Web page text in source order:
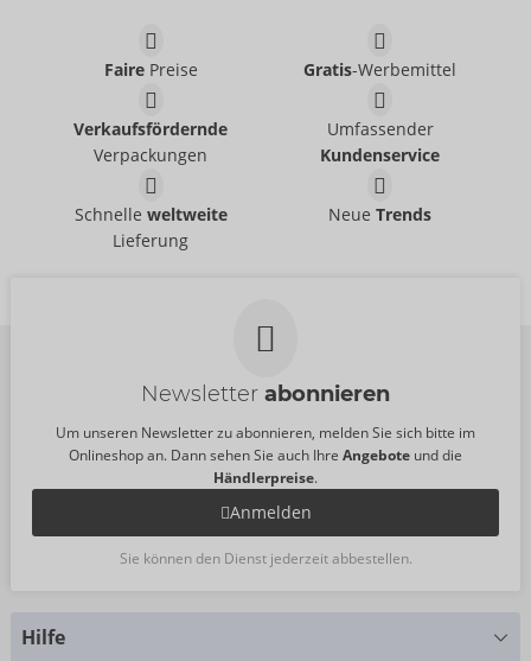
Fun Factory
07539200000
Tester SHARE LITE
Fun Factory
0,00 €
Tester LAYA III
07540720000
Tester STRONIC
FairePreise Gratis-Werbemittel
Verkaufsfördernde
Verpackungen
Umfassender
Kundenservice
Schnelle weltweite
Lieferung
NeueTrends
Newsletter abonnieren
Um unseren Newsletter zu abonnieren, melden Sie sich bitte im
Onlineshop an. Dann sehen Sie auch Ihre Angebote und die
Händlerpreise.
Anmelden
Sie können den Dienst jederzeit abbestellen.
Hilfe